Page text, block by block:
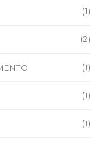
(1)
(2)
(1)
(1)
(1)